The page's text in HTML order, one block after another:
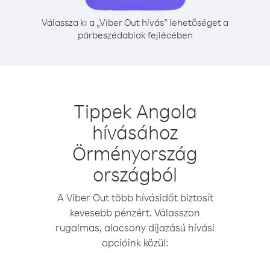
Válassza ki a „Viber Out hívás” lehetőséget a
párbeszédablak fejlécében
Tippek Angola
hívásához
Örményország
országból
A Viber Out több hívásidőt biztosít
kevesebb pénzért. Válasszon
rugalmas, alacsony díjazású hívási
opcióink közül: